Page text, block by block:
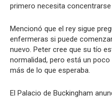
primero necesita concentrarse
Mencionó que el rey sigue
enfermeras si puede
nuevo. Peter cree que su tío
normalidad, pero está un
más de lo que esperaba.
El Palacio de Buckingham